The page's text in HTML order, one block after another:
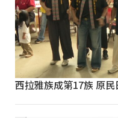
西拉雅族成第17族 原